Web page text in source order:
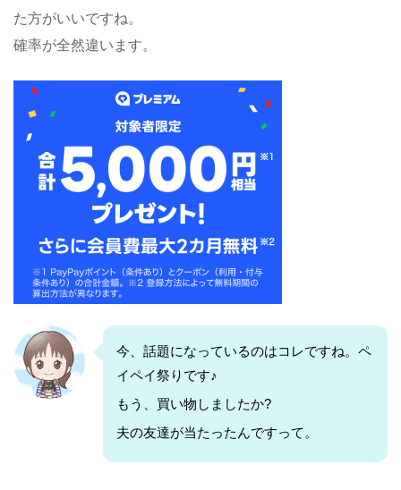
た方がいいですね。
確率が全然違います。
今、話題になっているのはコレですね。ペ
イペイ祭りです♪
もう、買い物しましたか?
夫の友達が当たったんですって。